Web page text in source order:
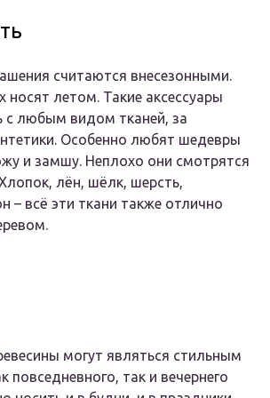
считаются внесезонными.
носят летом. Такие аксессуары
с любым видом тканей, за
Особенно любят шедевры
и замшу. Неплохо они смотрятся
лён, шёлк, шерсть,
– всё эти ткани также отлично
могут являться стильным
повседневного, так и вечернего